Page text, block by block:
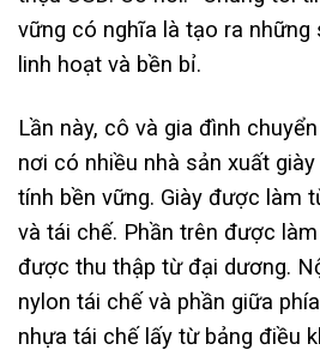
vững có nghĩa là tạo ra những
linh hoạt và bền bỉ.
Lần này, cô và gia đình
nơi có nhiều nhà sản xuất
tính bền vững. Giày được làm
và tái chế. Phần trên được
được thu thập từ đại dương.
nylon tái chế và phần giữa
nhựa tái chế lấy từ bảng điều